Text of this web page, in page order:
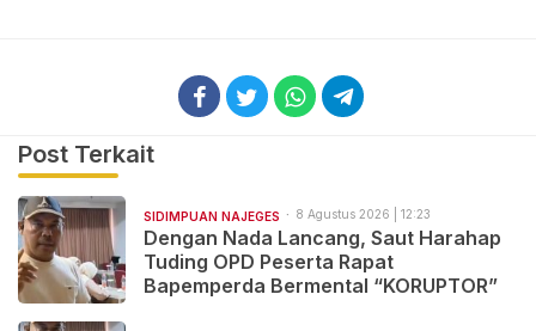
Post Terkait
SIDIMPUAN NAJEGES 8 Agustus 2026 | 12:23
Dengan Nada Lancang, Saut Harahap
Tuding OPD Peserta Rapat
Bapemperda Bermental “KORUPTOR”